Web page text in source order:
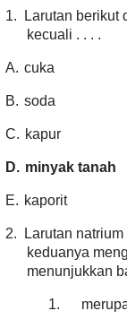
1.
Larutan berikut
kecuali . . . .
A. cuka
B. soda
C. kapur
D. minyak tanah
E. kaporit
2.
Larutan
keduanya
menunjukkan
1.